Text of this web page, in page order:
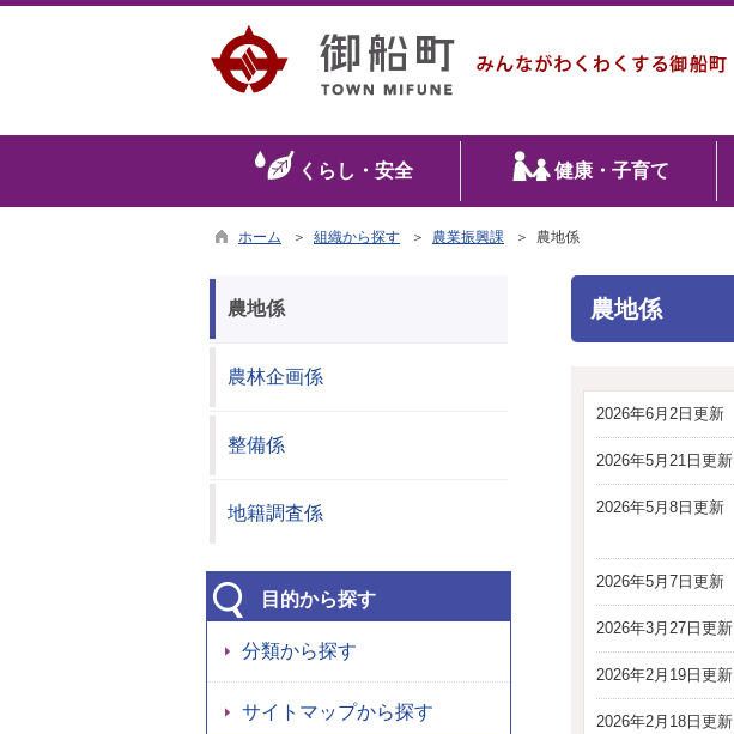
くらし・安全 健康・子育て
ホーム ＞ 組織から探す ＞ 農業振興課 ＞ 農地係
農地係
2026年6月2日更新
2026年5月21日更新
2026年5月8日更新
2026年5月7日更新
2026年3月27日更新
2026年2月19日更新
2026年2月18日更新
農地係
農林企画係
整備係
地籍調査係
目的から探す
分類から探す
サイトマップから探す